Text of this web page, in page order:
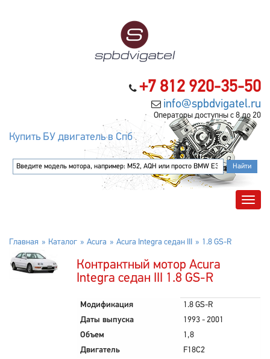
+7 812 920-35-50
info@spbdvigatel.ru
Операторы доступны с 8 до 20
Купить БУ двигатель в Спб
Главная Каталог Acura Acura Integra седан III 1.8 GS-R
Контрактный мотор Acura
Integra седан III 1.8 GS-R
Модификация
1.8 GS-R
Даты выпуска
1993 - 2001
Объем
1,8
Двигатель
F18C2